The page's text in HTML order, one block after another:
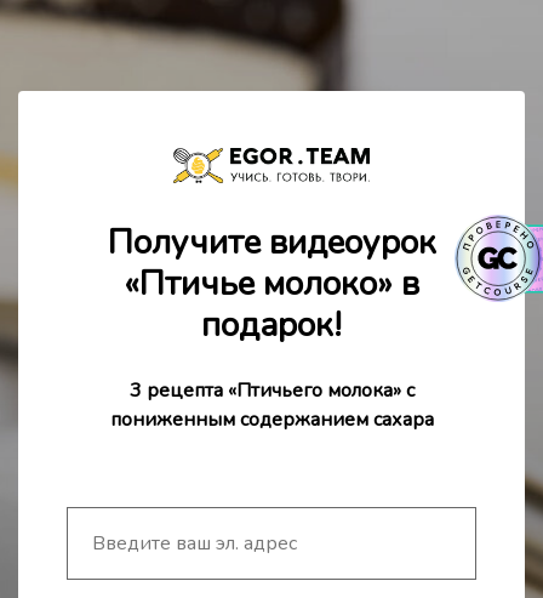
Получите видеоурок
«Птичье молоко» в
подарок!
3 рецепта «Птичьего молока» с
пониженным содержанием сахара